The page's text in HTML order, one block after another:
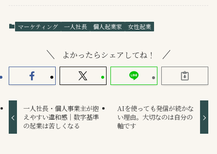
マーケティング 一人社長 個人起業家 女性起業
よかったらシェアしてね！
一人社長・個人事業主が抱
えやすい違和感｜数字基準
の起業は苦しくなる
AIを使っても発信が続かな
い理由。大切なのは自分の
軸です